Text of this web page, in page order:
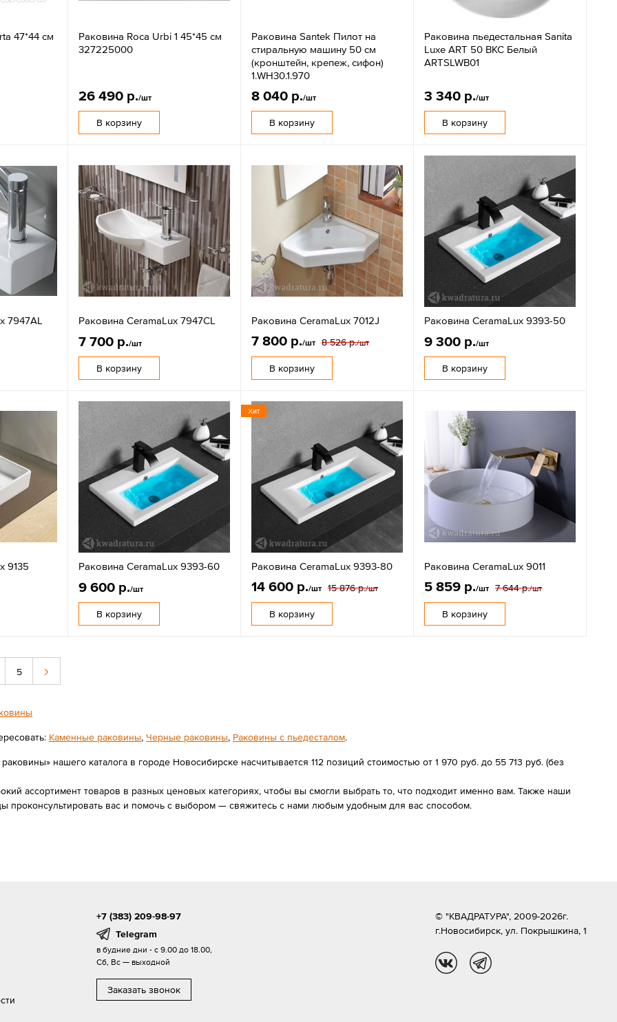
47*44 см
Раковина Roca Urbi 1 45*45 см
327225000
26 490 р./шт
В корзину
Раковина Santek Пилот на
стиральную машину 50 см
(кронштейн, крепеж, сифон)
1.WH30.1.970
8 040 р./шт
В корзину
Раковина пьедестальная Sanita
Luxe ART 50 ВКС Белый
ARTSLWB01
3 340 р./шт
В корзину
7947AL Раковина CeramaLux 7947CL
7 700 р./шт
В корзину
Раковина CeramaLux 7012J
7 800 р./шт 8 526 р./шт
В корзину
Раковина CeramaLux 9393-50
9 300 р./шт
В корзину
9135 Раковина CeramaLux 9393-60
9 600 р./шт
В корзину
Хит
Раковина CeramaLux 9393-80
14 600 р./шт 15 876 р./шт
В корзину
Раковина CeramaLux 9011
5 859 р./шт 7 644 р./шт
В корзину
5
Каменные раковины,Черные раковины, Раковины с пьедесталом.
нашего каталога в городе Новосибирске насчитывается 112 позиций стоимостью от 1 970 руб. до 55 713 руб. (без
ассортимент товаров в разных ценовых категориях, чтобы вы смогли выбрать то, что подходит именно вам. Также наши
проконсультировать вас и помочь с выбором — свяжитесь с нами любым удобным для вас способом.
+7 (383) 209-98-97
Telegram
в будние дни - с 9.00 до 18.00,
Сб, Вс — выходной
Заказать звонок
© "КВАДРАТУРА", 2009-2026г.
г.Новосибирск, ул. Покрышкина, 1